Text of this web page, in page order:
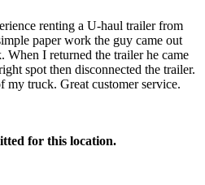
renting a U-haul trailer from
paper work the guy came out
When I returned the trailer he came
spot then disconnected the trailer.
my truck. Great customer service.
for this location.